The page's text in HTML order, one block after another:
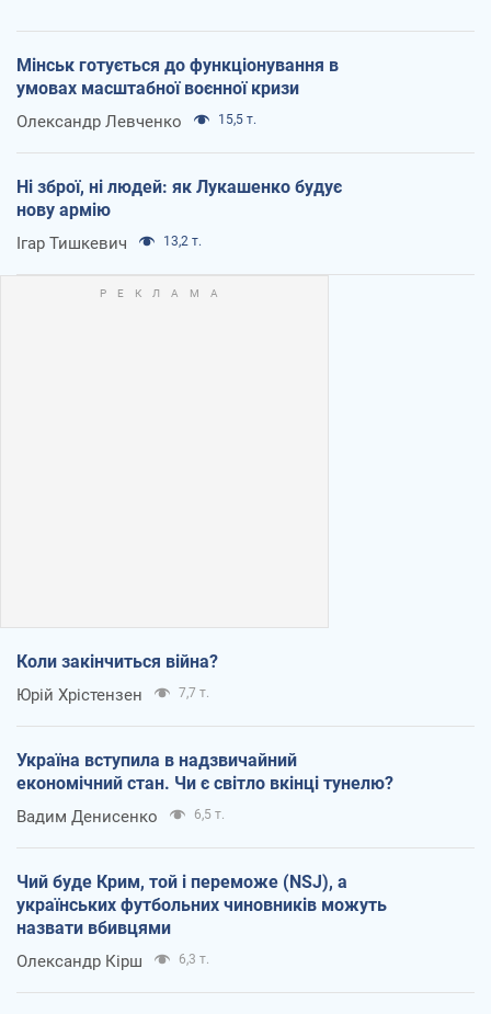
Мінськ готується до функціонування в
умовах масштабної воєнної кризи
Олександр Левченко 15,5 т.
Ні зброї, ні людей: як Лукашенко будує
нову армію
Ігар Тишкевич 13,2 т.
Коли закінчиться війна?
Юрій Хрістензен 7,7 т.
Україна вступила в надзвичайний
економічний стан. Чи є світло вкінці тунелю?
Вадим Денисенко 6,5 т.
Чий буде Крим, той і переможе (NSJ), а
українських футбольних чиновників можуть
назвати вбивцями
Олександр Кірш 6,3 т.